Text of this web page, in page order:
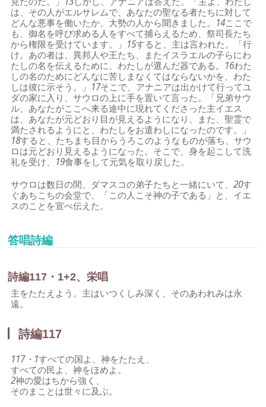
は、その人がエルサレムで、あなたの聖なる者たちに対して
どんな悪事を働いたか、大勢の人から聞きました。 14ここで
も、御名を呼び求める人をすべて捕らえるため、祭司長たち
から権限を受けています。」 15すると、主は言われた。「行
け。あの者は、異邦人や王たち、またイスラエルの子らにわ
たしの名を伝えるために、わたしが選んだ器である。 16わた
しの名のためにどんなに苦しまなくてはならないかを、わた
しは彼に示そう。」 17そこで、アナニアは出かけて行ってユ
ダの家に入り、サウロの上に手を置いて言った。「兄弟サウ
ル、あなたがここへ来る途中に現れてくださった主イエス
は、あなたが元どおり目が見えるようになり、また、聖霊で
満たされるようにと、わたしをお遣わしになったのです。」
18すると、たちまち目からうろこのようなものが落ち、サウ
ロは元どおり見えるようになった。そこで、身を起こして洗
礼を受け、 19食事をして元気を取り戻した。
サウロは数日の間、ダマスコの弟子たちと一緒にいて、20す
ぐあちこちの会堂で、「この人こそ神の子である」と、イエ
スのことを宣べ伝えた。
答唱詩編
詩編117・1+2、栄唱
主をたたえよう。主はいつくしみ深く、そのあわれみは永
遠。
詩編117
117・1すべての国よ、神をたたえ、
すべての民よ、神をほめよ。
2神の愛はちから強く、
そのまことは世々に及ぶ。